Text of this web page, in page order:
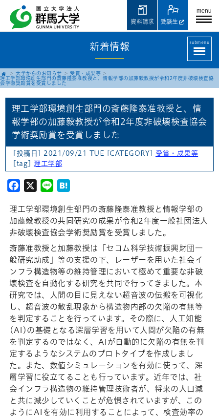
menu
受験生
資料請求
新着情報 submenu
大学からのお知らせ
受賞・成果等
理工学部環境創生部門の斎藤隆泰准教授と、情報学部の加藤毅教授が令和2年度非破壊検査協
会学術奨励賞を受賞しました
理工学部環境創生部門の斎藤隆泰准教授と、情
報学部の加藤毅教授が令和2年度非破壊検査協会
学術奨励賞を受賞しました
[投稿日] 2021/09/21 TUE [CATEGORY] 受賞・成果等
[tag] 理工学部
Facebook
X Line
理工学部環境創生部門の斎藤隆泰准教授と情報学部の
加藤毅教授の共同研究の成果が令和2年度一般社団法人
非破壊検査協会学術奨励賞を受賞しました。
斎藤准教授と加藤教授は「セコム科学技術振興財団一
般研究助成」等の支援の下、レーザーを用いた社会イ
ンフラ構造物等の維持管理において極めて重要な非破
壊検査を自動化する研究を共同で行ってきました。本
研究では、人間の目に見えない超音波の伝搬を可視化
し、超音波の散乱現象から構造物内部の欠陥の有無等
を判定することを行っています。その際に、人工知能
(AI)の基礎となる深層学習を用いて人間が欠陥の有無
を判定するのではなく、AIが自動的に欠陥の有無を判
定するようなシステムのプロトタイプを作成しまし
た。また、数値シミュレーションを有効に使って、深
層学習に役立てることも行っています。近年では、社
会インフラ構造物の維持管理技術者が、将来の人口減
と共に減少していくことが危惧されていますが、この
ようにAIを有効に利用することによって、検査効率の